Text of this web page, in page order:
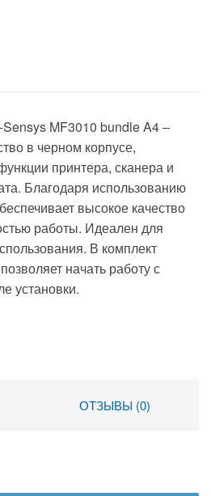
MF3010 bundle A4 –
в черном корпусе,
принтера, сканера и
Благодаря использованию
высокое качество
работы. Идеален для
В комплект
начать работу с
установки.
ОТЗЫВЫ (0)